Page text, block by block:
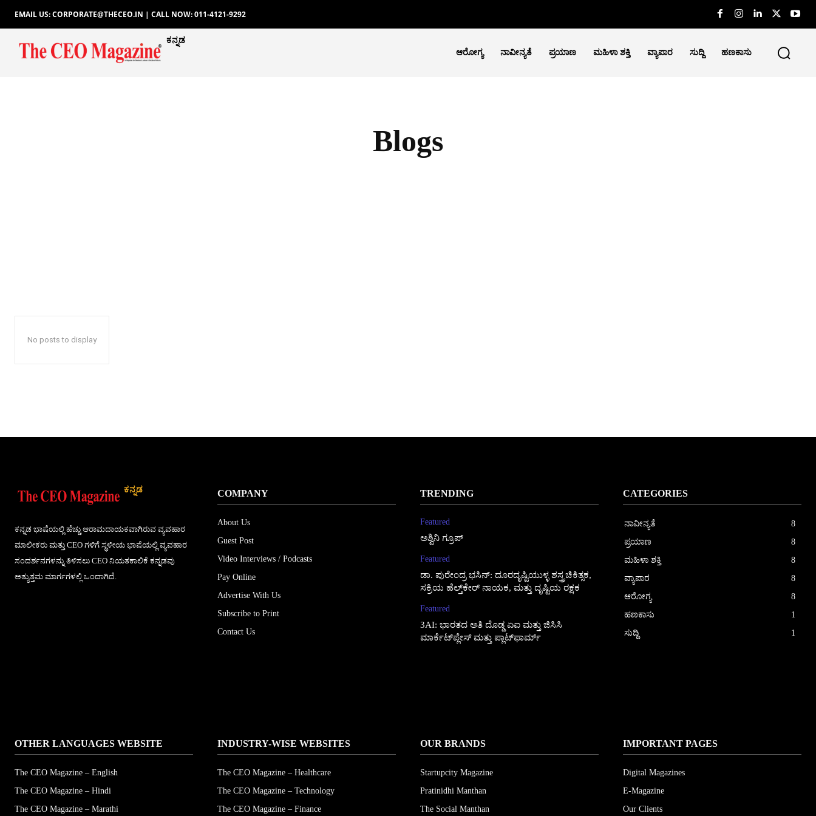
EMAIL US: CORPORATE@THECEO.IN | CALL NOW: 011-4121-9292
ಕನ್ನಡ
ಆರೋಗ್ಯ
ನಾವೀನ್ಯತೆ ಪ್ರಯಾಣ ಮಹಿಳಾ ಶಕ್ತಿ ವ್ಯಾಪಾರ ಸುದ್ದಿ ಹಣಕಾಸು
Blogs
No posts to display
ಕನ್ನಡ
ಕನ್ನಡ ಭಾಷೆಯಲ್ಲಿ ಹೆಚ್ಚು ಆರಾಮದಾಯಕವಾಗಿರುವ ವ್ಯವಹಾರ
ಮಾಲೀಕರು ಮತ್ತು CEO ಗಳಿಗೆ ಸ್ಥಳೀಯ ಭಾಷೆಯಲ್ಲಿ ವ್ಯವಹಾರ
ಸಂದರ್ಶನಗಳನ್ನು ತಿಳಿಸಲು CEO ನಿಯತಕಾಲಿಕೆ ಕನ್ನಡವು
ಅತ್ಯುತ್ತಮ ಮಾರ್ಗಗಳಲ್ಲಿ ಒಂದಾಗಿದೆ.
COMPANY
About Us
Guest Post
Video Interviews / Podcasts
Pay Online
Advertise With Us
Subscribe to Print
Contact Us
TRENDING
Featured
ಅಶ್ವಿನಿ ಗ್ರೂಪ್
Featured
ಡಾ. ಪುರೇಂದ್ರ ಭಸಿನ್: ದೂರದೃಷ್ಟಿಯುಳ್ಳ ಶಸ್ತ್ರಚಿಕಿತ್ಸಕ,
ಸಕ್ರಿಯ ಹೆಲ್ತ್‌ಕೇರ್ ನಾಯಕ, ಮತ್ತು ದೃಷ್ಟಿಯ ರಕ್ಷಕ
Featured
3AI: ಭಾರತದ ಅತಿ ದೊಡ್ಡ ಏಐ ಮತ್ತು ಜಿಸಿಸಿ
ಮಾರ್ಕೆಟ್‌ಪ್ಲೇಸ್ ಮತ್ತು ಪ್ಲಾಟ್‌ಫಾರ್ಮ್
CATEGORIES
ನಾವೀನ್ಯತೆ
8
ಪ್ರಯಾಣ
8
ಮಹಿಳಾ ಶಕ್ತಿ
8
ವ್ಯಾಪಾರ
8
ಆರೋಗ್ಯ
8
ಹಣಕಾಸು
1
ಸುದ್ದಿ
1
OTHER LANGUAGES WEBSITE
The CEO Magazine – English
The CEO Magazine – Hindi
The CEO Magazine – Marathi
INDUSTRY-WISE WEBSITES
The CEO Magazine – Healthcare
The CEO Magazine – Technology
The CEO Magazine – Finance
OUR BRANDS
Startupcity Magazine
Pratinidhi Manthan
The Social Manthan
IMPORTANT PAGES
Digital Magazines
E-Magazine
Our Clients